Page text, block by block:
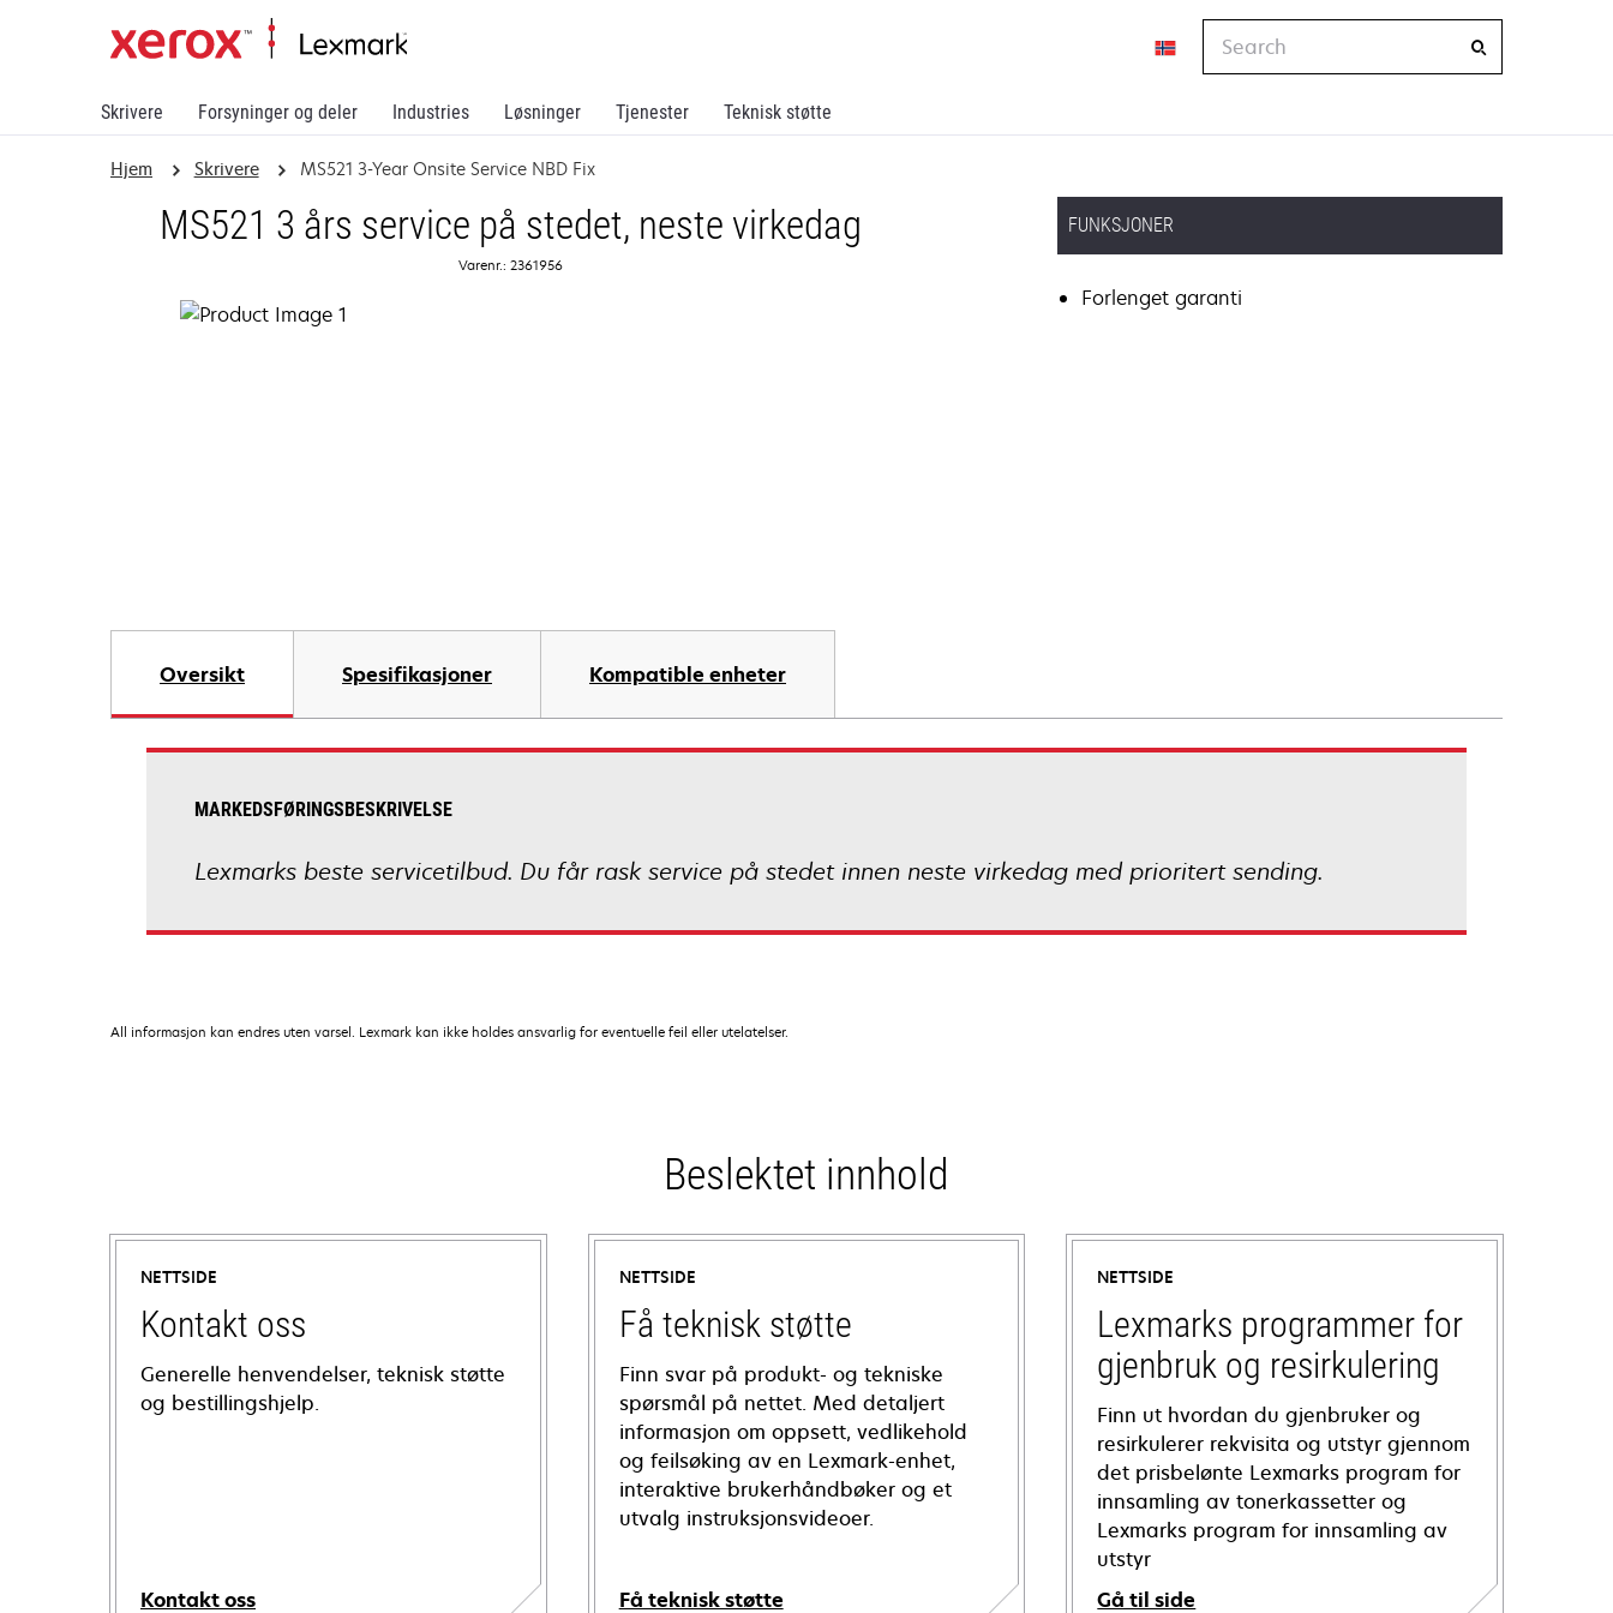
Skrivere Forsyninger og deler Industries Løsninger Tjenester Teknisk støtte
Hjem Skrivere MS521 3-Year Onsite Service NBD Fix
MS521 3 års service på stedet, neste virkedag
Varenr.: 2361956
FUNKSJONER
Forlenget garanti
Oversikt Spesifikasjoner Kompatible enheter
MARKEDSFØRINGSBESKRIVELSE
Lexmarks beste servicetilbud. Du får rask service på stedet innen neste virkedag med prioritert sending.
All informasjon kan endres uten varsel. Lexmark kan ikke holdes ansvarlig for eventuelle feil eller utelatelser.
Beslektet innhold
NETTSIDE
Kontakt oss
Generelle henvendelser, teknisk støtte
og bestillingshjelp.
Kontakt oss
NETTSIDE
Få teknisk støtte
Finn svar på produkt- og tekniske
spørsmål på nettet. Med detaljert
informasjon om oppsett, vedlikehold
og feilsøking av en Lexmark-enhet,
interaktive brukerhåndbøker og et
utvalg instruksjonsvideoer.
Få teknisk støtte
NETTSIDE
Lexmarks programmer for
gjenbruk og resirkulering
Finn ut hvordan du gjenbruker og
resirkulerer rekvisita og utstyr gjennom
det prisbelønte Lexmarks program for
innsamling av tonerkassetter og
Lexmarks program for innsamling av
utstyr
Gå til side